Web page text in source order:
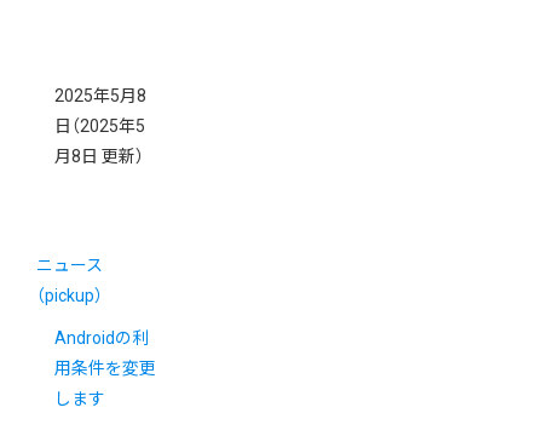
2025年5月8
日 （2025年5
月8日 更新）
ニュース
（pickup）
Androidの利
用条件を変更
します